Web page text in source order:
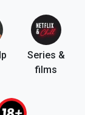
Series &
films